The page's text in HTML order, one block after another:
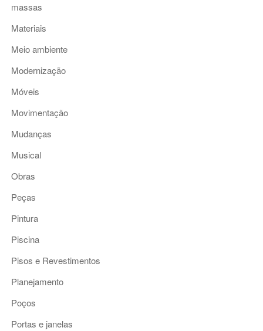
massas
Materiais
Meio ambiente
Modernização
Móveis
Movimentação
Mudanças
Musical
Obras
Peças
Pintura
Piscina
Pisos e Revestimentos
Planejamento
Poços
Portas e janelas